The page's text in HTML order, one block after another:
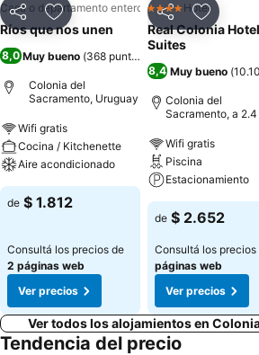
CompartirAñadir a favoritos
Casa o departamento entero
Ríos que nos unen
8,0 Muy bueno (368 puntuaciones
Colonia del
Sacramento, Uruguay
Wifi gratis
Cocina / Kitchenette
Aire acondicionado
de $ 1.812
Consultá los precios de
2 páginas web
Ver precios
CompartirAñadir
4 EstrellasHotel
Real Colonia
Suites
8,4 Muy bueno (
Colonia del
Sacramento, a
Wifi gratis
Piscina
Estacionamiento
de $ 2.652
Consultá los precios
páginas web
Ver precios
Ver todos los alojamientos en
Tendencia del precio